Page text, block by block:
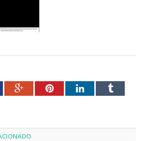
Google+PinterestLinkedInTumblr